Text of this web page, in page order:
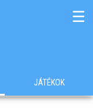
☰
JÁTÉKOK